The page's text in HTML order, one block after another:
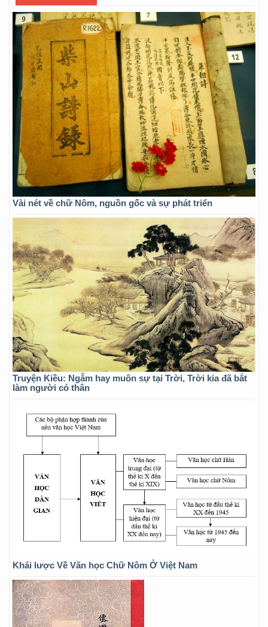
Vài nét về chữ Nôm, nguồn gốc và sự phát triển
Truyện Kiều: Ngẫm hay muôn sự tại Trời, Trời kia đã bắt
làm người có thân
Khái lược Về Văn học Chữ Nôm Ở Việt Nam